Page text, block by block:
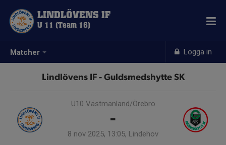
Matcher Logga in
LINDLÖVENS IF
U 11 (Team 16)
Lindlövens IF - Guldsmedshytte SK
U10 Västmanland/Örebro
-
8 nov 2025, 13:05, Lindehov